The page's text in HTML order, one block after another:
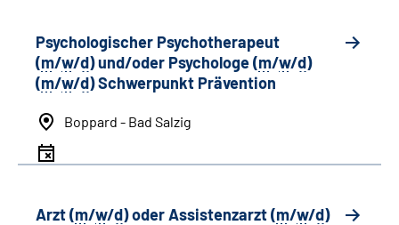
Psychologischer Psychotherapeut
(m/w/d) und/oder Psychologe (m/w/d)
(m/w/d) Schwerpunkt Prävention
Boppard - Bad Salzig
Arzt (m/w/d) oder Assistenzarzt (m/w/d)